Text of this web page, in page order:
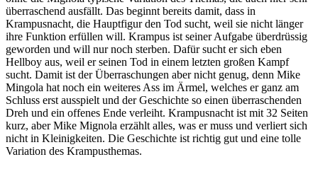
überraschend ausfällt. Das beginnt bereits damit, dass in
Krampusnacht, die Hauptfigur den Tod sucht, weil sie nicht länger
ihre Funktion erfüllen will. Krampus ist seiner Aufgabe überdrüssig
geworden und will nur noch sterben. Dafür sucht er sich eben
Hellboy aus, weil er seinen Tod in einem letzten großen Kampf
sucht. Damit ist der Überraschungen aber nicht genug, denn Mike
Mingola hat noch ein weiteres Ass im Ärmel, welches er ganz am
Schluss erst ausspielt und der Geschichte so einen überraschenden
Dreh und ein offenes Ende verleiht. Krampusnacht ist mit 32 Seiten
kurz, aber Mike Mignola erzählt alles, was er muss und verliert sich
nicht in Kleinigkeiten. Die Geschichte ist richtig gut und eine tolle
Variation des Krampusthemas.